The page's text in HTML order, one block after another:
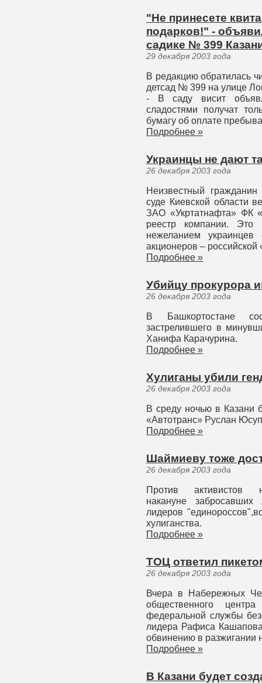
"Не принесете
подарков!" -
садике № 399
29 декабря 2003 года
В редакцию обратилась
детсад № 399 на улице
- В саду висит
сладостями получат
бумагу об оплате
Подробнее »
Украинцы не дают
26 декабря 2003 года
Неизвестный
суде Киевской области
ЗАО «Укртатнафта» ФК
реестр компании. Это
нежеланием
акционеров – российской
Подробнее »
Убийцу прокурора
26 декабря 2003 года
В Башкортостане
застрелившего в
Ханифа Карачурина.
Подробнее »
Хулиганы убили
26 декабря 2003 года
В среду ночью в Казани
«Автотранс» Руслан
Подробнее »
Шаймиеву тоже
26 декабря 2003 года
Против активистов
накануне
лидеров
хулиганства.
Подробнее »
ТОЦ ответил
26 декабря 2003 года
Вчера в Набережных
общественного
федеральной службы
лидера Рафиса
обвинению в разжигании
Подробнее »
В Казани будет